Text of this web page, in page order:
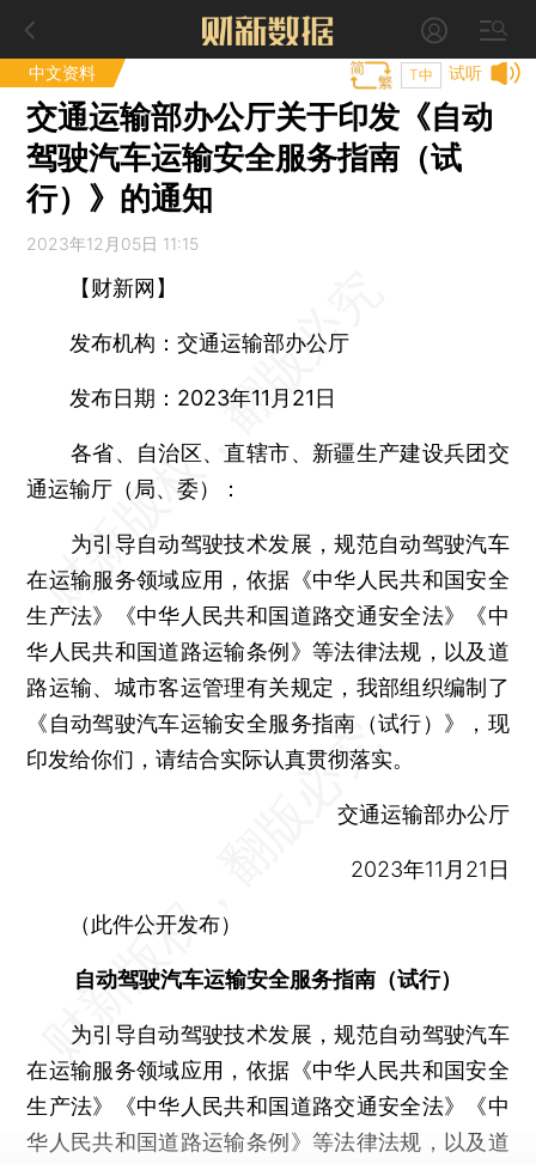
中文资料 试听
T中
交通运输部办公厅关于印发《自动
驾驶汽车运输安全服务指南（试
行）》的通知
2023年12月05日 11:15
【财新网】
发布机构：交通运输部办公厅
发布日期：2023年11月21日
各省、自治区、直辖市、新疆生产建设兵团交
通运输厅（局、委）：
为引导自动驾驶技术发展，规范自动驾驶汽车
在运输服务领域应用，依据《中华人民共和国安全
生产法》《中华人民共和国道路交通安全法》《中
华人民共和国道路运输条例》等法律法规，以及道
路运输、城市客运管理有关规定，我部组织编制了
《自动驾驶汽车运输安全服务指南（试行）》，现
印发给你们，请结合实际认真贯彻落实。
交通运输部办公厅
2023年11月21日
（此件公开发布）
自动驾驶汽车运输安全服务指南（试行）
为引导自动驾驶技术发展，规范自动驾驶汽车
在运输服务领域应用，依据《中华人民共和国安全
生产法》《中华人民共和国道路交通安全法》《中
华人民共和国道路运输条例》等法律法规，以及道